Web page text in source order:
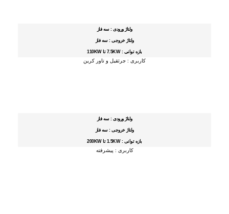
ولتاژ ورودی : سه فاز
ولتاژ خروجی : سه فاز
بازه توانی : 7.5KW تا 110KW
کاربری : جرثقیل و تاور کرین
ولتاژ ورودی : سه فاز
ولتاژ خروجی : سه فاز
بازه توانی : 1.5KW تا 200KW
کاربری : پیشرفته